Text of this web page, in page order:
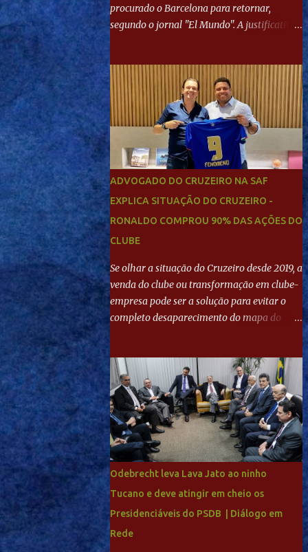
procurado o Barcelona para retornar,
segundo o jornal "El Mundo". A justificativa
"Mundo Deportivo", o empresário, Neymar
Pai, negou NEYMAR NO BARCELONA?
Jornais internacional divulgam interesse do
jogador. Neymar Pai nega
ADVOGADO DO CRUZEIRO NA SAF
EXPLICA SITUAÇÃO DO CRUZEIRO -
RONALDO COMPROU 90% DAS AÇÕES DO
CLUBE
Se olhar a situação do Cruzeiro desde 2019, a
venda do clube ou transformação em clube-
empresa pode ser a solução para evitar o
completo desaparecimento do mapa do
de milhões agora seja mercantil. Segundo
apuração da Itatiaia, Fenômeno comprou
90% das ações por R$ 400 milhões. Aporte
feito imediatamente para pagamento de
dívidas emergenciais e investimentos no
departamento de futebol. O projeto
apresentado para a recuperação do
Ronaldo sendo solidário à dívida de R$ 1
bilhão a partir de agora, mais o peso que o
ex-atacante tem no mundo do futebol, além
Odebrecht leva Lava Jato ao ninho
Tucano e deve atingir em cheio os
Presidenciáveis do PSDB | Diálogo em
Rede